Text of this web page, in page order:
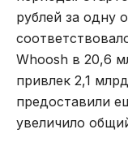
рублей за одну
Whoosh в 20,6
привлек 2,1
предоставили
увеличило